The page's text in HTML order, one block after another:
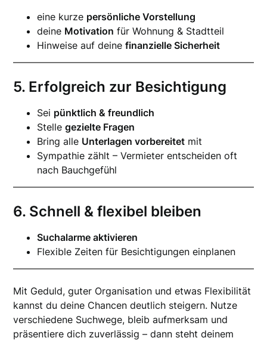
eine kurze persönliche Vorstellung
deine Motivation für Wohnung & Stadtteil
Hinweise auf deinefinanzielle Sicherheit
5. Erfolgreich zur Besichtigung
Sei pünktlich & freundlich
Stellegezielte Fragen
Bring alle Unterlagen vorbereitet mit
Sympathie zählt – Vermieter entscheiden oft
nach Bauchgefühl
6. Schnell & flexibel bleiben
Suchalarme aktivieren
Flexible Zeiten für Besichtigungen einplanen
Mit Geduld, guter Organisation und etwas Flexibilität
kannst du deine Chancen deutlich steigern. Nutze
verschiedene Suchwege, bleib aufmerksam und
präsentiere dich zuverlässig – dann steht deinem